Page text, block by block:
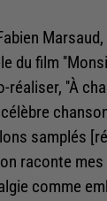
du film
réaliser, ''À
samplés
raconte
comme